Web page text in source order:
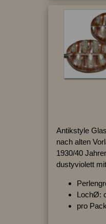
Antikstyle
nach alten
1930/40
dustyviolett
LochØ:
pro